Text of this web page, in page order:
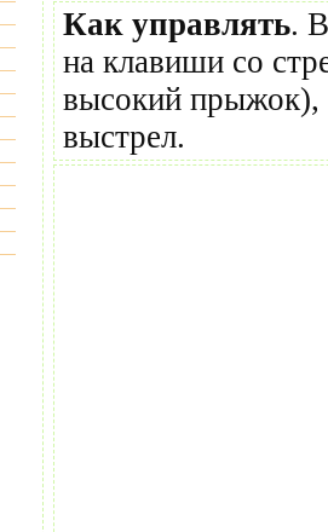
Как управлять.
на клавиши со
высокий прыжок),
выстрел.